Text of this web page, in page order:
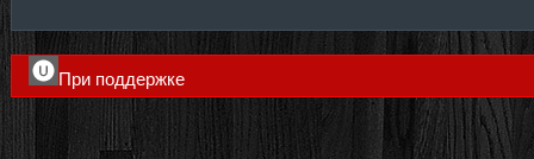
При поддержке